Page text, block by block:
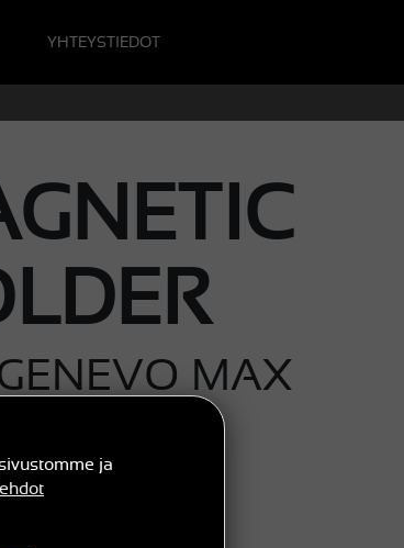
ja
YHTEYSTIEDOT
MAX